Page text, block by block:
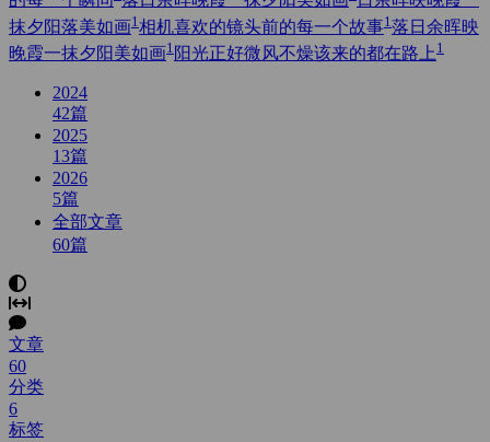
抹夕阳落美如画1 相机喜欢的镜头前的每一个故事1 落日余晖映
晚霞一抹夕阳美如画1 阳光正好微风不燥该来的都在路上 1
2024
42篇
2025
13篇
2026
5篇
全部文章
60篇
文章
60
分类
6
标签